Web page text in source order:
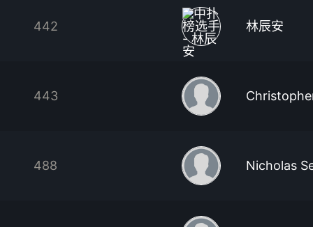
442 林辰安
443
488 Nicholas